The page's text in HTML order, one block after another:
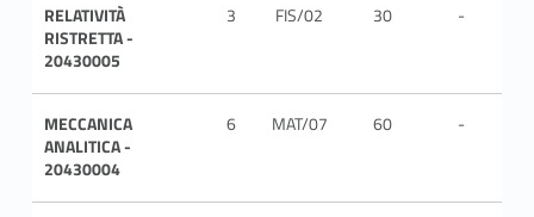
RELATIVITÀ
RISTRETTA -
20430005
3 FIS/02 30 -
MECCANICA
ANALITICA -
20430004
6 MAT/07 60 -